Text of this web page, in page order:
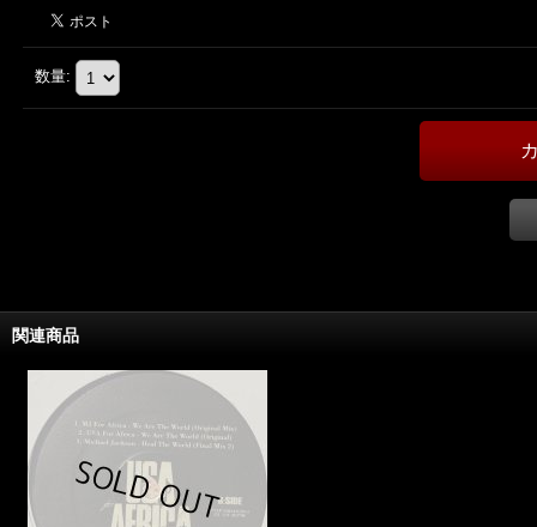
数量:
関連商品